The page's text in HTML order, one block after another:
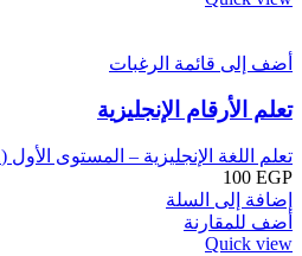
أضف إلى قائمة الرغبات
تعلم الأرقام الإنجليزية
تعلم اللغة الإنجليزية – المستوى الأول (KG 1)
100 EGP
إضافة إلى السلة
أضف للمقارنة
Quick view